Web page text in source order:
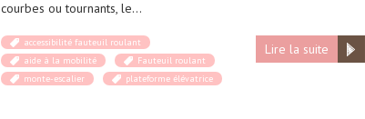
courbes ou tournants, le…
Lire la suite
accessibilité fauteuil roulant
aide à la mobilité
Fauteuil roulant
monte-escalier
plateforme élévatrice